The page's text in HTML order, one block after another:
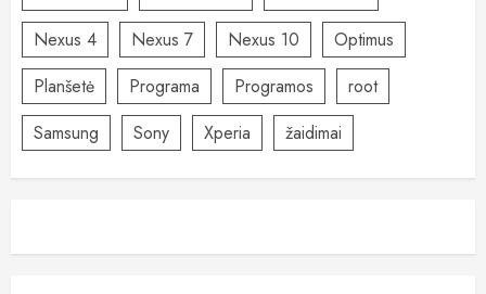
Nexus 4
Nexus 7 Nexus 10
Optimus
Planšetė
Programa Programos
root
Samsung
Sony Xperia žaidimai